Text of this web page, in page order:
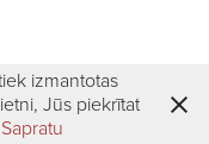
izmantotas
Jūs piekrītat
Sapratu